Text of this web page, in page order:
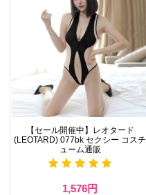
【セール開催中】レオタード
(LEOTARD) 077bk セクシー コスチ
ューム通販
1,576円